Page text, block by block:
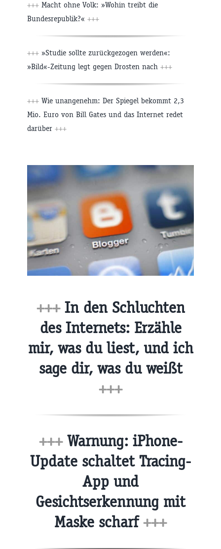
+++ Macht ohne Volk: »Wohin treibt die
Bundesrepublik?« +++
+++ »Studie sollte zurückgezogen werden«:
»Bild«-Zeitung legt gegen Drosten nach +++
+++ Wie unangenehm: Der Spiegel bekommt 2,3
Mio. Euro von Bill Gates und das Internet redet
darüber +++
+++In den Schluchten
des Internets: Erzähle
mir, was du liest, und ich
sage dir, was du weißt
+++
+++Warnung: iPhone-
Update schaltet Tracing-
App und
Gesichtserkennung mit
Maske scharf+++